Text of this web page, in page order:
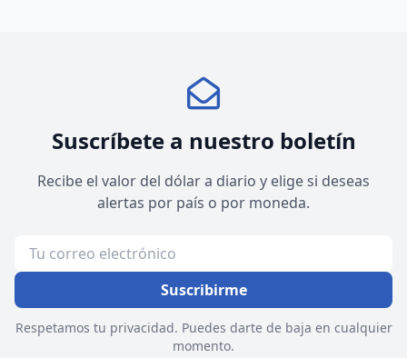
Suscríbete a nuestro boletín
Recibe el valor del dólar a diario y elige si deseas
alertas por país o por moneda.
Suscribirme
Respetamos tu privacidad. Puedes darte de baja en cualquier
momento.